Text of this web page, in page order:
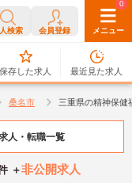
検索 会員登録 メニュー
0
保存した求人
0
最近見た求人
桑名市 三重県の精神保健
人・転職一覧
＋非公開求人